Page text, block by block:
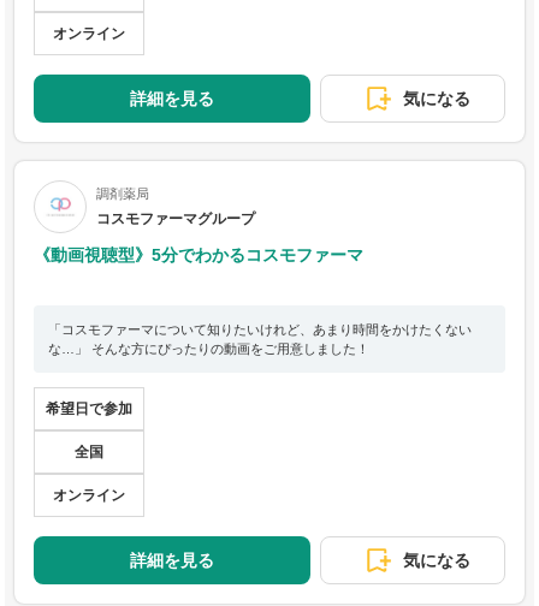
オンライン
詳細を見る 気になる
調剤薬局
コスモファーマグループ
《動画視聴型》5分でわかるコスモファーマ
「コスモファーマについて知りたいけれど、あまり時間をかけたくない
な…」 そんな方にぴったりの動画をご用意しました！
希望日で参加
全国
オンライン
詳細を見る 気になる